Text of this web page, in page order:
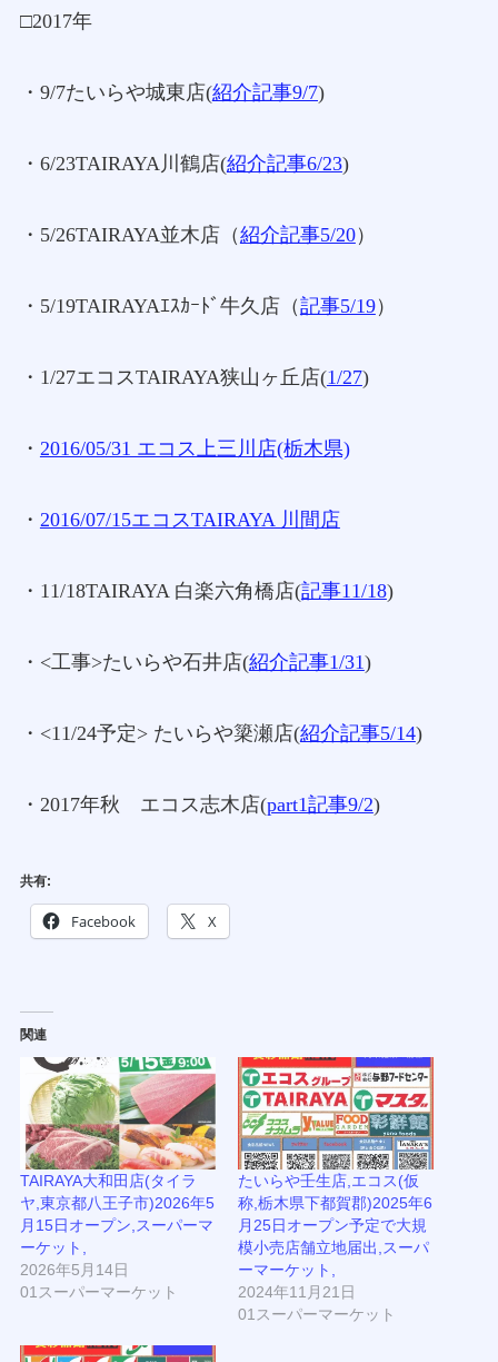
□2017年
・9/7たいらや城東店(紹介記事9/7)
・6/23TAIRAYA川鶴店(紹介記事6/23)
・5/26TAIRAYA並木店（紹介記事5/20）
・5/19TAIRAYAｴｽｶｰﾄﾞ牛久店（記事5/19）
・1/27エコスTAIRAYA狭山ヶ丘店(1/27)
・ 2016/05/31 エコス上三川店(栃木県)
・ 2016/07/15エコスTAIRAYA 川間店
・11/18TAIRAYA 白楽六角橋店(記事11/18)
・<工事>たいらや石井店(紹介記事1/31)
・<11/24予定> たいらや簗瀬店(紹介記事5/14)
・2017年秋 エコス志木店(part1記事9/2)
共有:
Facebook X
関連
TAIRAYA大和田店(タイラ
ヤ,東京都八王子市)2026年5
月15日オープン,スーパーマ
ーケット,
2026年5月14日
01スーパーマーケット
たいらや壬生店,エコス(仮
称,栃木県下都賀郡)2025年6
月25日オープン予定で大規
模小売店舗立地届出,スーパ
ーマーケット,
2024年11月21日
01スーパーマーケット